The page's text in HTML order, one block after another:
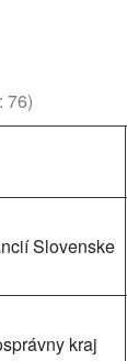
76)
Slovenske
kraj